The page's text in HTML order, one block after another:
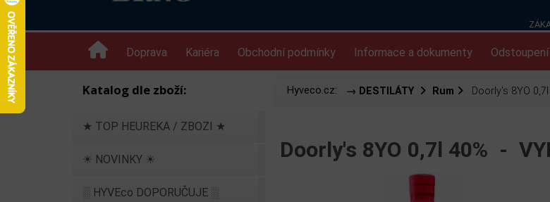
Doprava Kariéra Obchodní podmínky Informace a dokumenty
Katalog dle zboží:
★ TOP HEUREKA / ZBOZI ★
☀ NOVINKY ☀
░ HYVEco DOPORUČUJE ░
Hyveco.cz: → DESTILÁTY Rum Doorly's 8YO 0,7l
Doorly's 8YO 0,7l 40% -